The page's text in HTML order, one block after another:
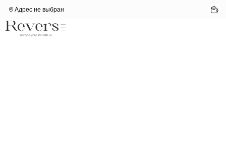
Адрес не выбран